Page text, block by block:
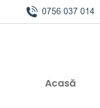
0756 037 014
Acasă